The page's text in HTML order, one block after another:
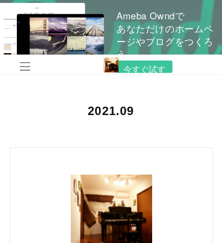
Ameba Owndで
あなただけのホームペ
ージやブログをつくろ
う
今すぐ試す
2021.09